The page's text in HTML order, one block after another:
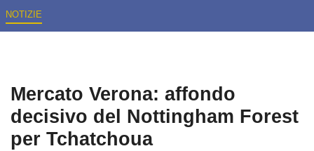
NOTIZIE
Mercato Verona: affondo
decisivo del Nottingham Forest
per Tchatchoua